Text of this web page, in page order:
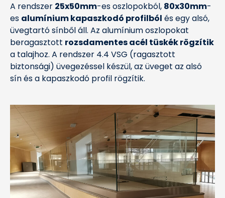
A rendszer 25x50mm-es oszlopokból, 80x30mm-
es alumínium kapaszkodó profilból és egy alsó,
üvegtartó sínből áll. Az alumínium oszlopokat
beragasztott rozsdamentes acél tüskék rögzítik
a talajhoz. A rendszer 4.4 VSG (ragasztott
biztonsági) üvegezéssel készül, az üveget az alsó
sín és a kapaszkodó profil rögzítik.